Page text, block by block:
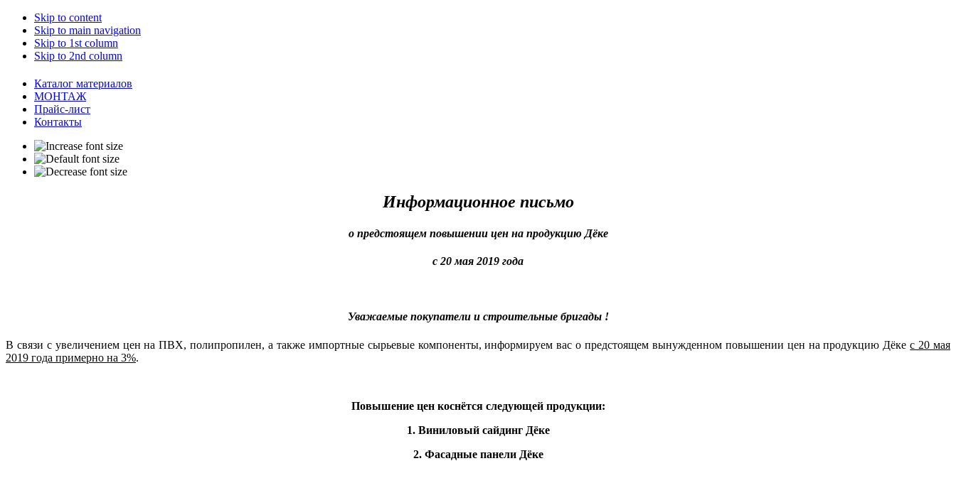
Skip to content
Skip to main navigation
Skip to 1st column
Skip to 2nd column
Каталог материалов
МОНТАЖ
Прайс-лист
Контакты
Информационное письмо
о предстоящем повышении цен на продукцию Дёке
с 20 мая 2019 года
Уважаемые покупатели и строительные бригады !
В связи с увеличением цен на ПВХ, полипропилен, а также импортные сырьевые компоненты, информируем вас о предстоящем вынужденном повышении цен на продукцию Дёкес 20 мая
2019 года примерно на 3%.
Повышение цен коснётся следующей продукции:
1. Виниловый сайдинг Дёке
2. Фасадные панели Дёке